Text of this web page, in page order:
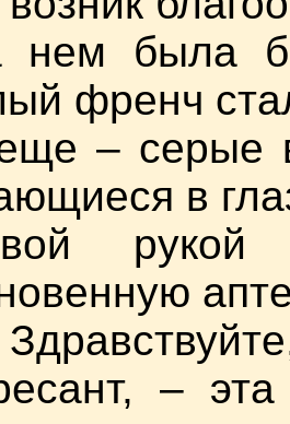
нем была
френч
– серые
в
рукой
–